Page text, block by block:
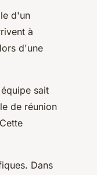
d'un
à
d'une
sait
de réunion
Dans